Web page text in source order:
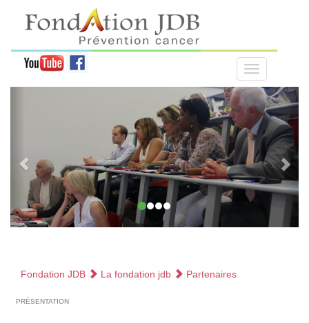
Fondation JDB La fondation jdb Partenaires
présentation